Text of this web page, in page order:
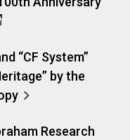
“CF System”
by the
Research